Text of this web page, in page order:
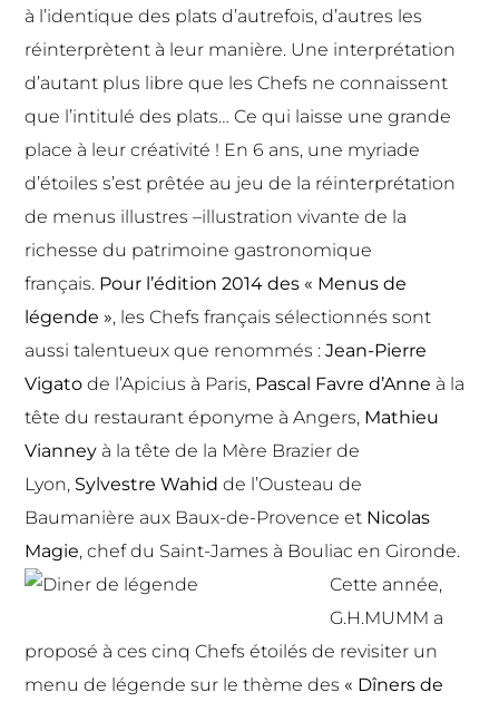
à l’identique des plats d’autrefois, d’autres les
réinterprètent à leur manière. Une interprétation
d’autant plus libre que les Chefs ne connaissent
que l’intitulé des plats… Ce qui laisse une grande
place à leur créativité ! En 6 ans, une myriade
d’étoiles s’est prêtée au jeu de la réinterprétation
de menus illustres –illustration vivante de la
richesse du patrimoine gastronomique
français. Pour l’édition 2014 des « Menus de
légende », les Chefs français sélectionnés sont
aussi talentueux que renommés :Jean-Pierre
Vigato de l’Apicius à Paris, Pascal Favre d’Anne à la
tête du restaurant éponyme à Angers, Mathieu
Vianney à la tête de la Mère Brazier de
Lyon, Sylvestre Wahid de l’Ousteau de
Baumanière aux Baux-de-Provence et Nicolas
Magie, chef du Saint-James à Bouliac en Gironde.
Cette année,
G.H.MUMM a
proposé à ces cinq Chefs étoilés de revisiter un
menu de légende sur le thème des « Dîners de